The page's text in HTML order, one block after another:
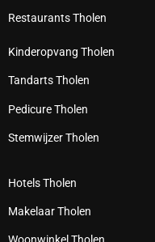
Restaurants Tholen
Kinderopvang Tholen
Tandarts Tholen
Pedicure Tholen
Stemwijzer Tholen
Hotels Tholen
Makelaar Tholen